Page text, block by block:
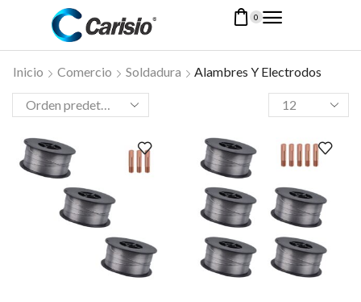
0
Inicio Comercio Soldadura Alambres Y Electrodos